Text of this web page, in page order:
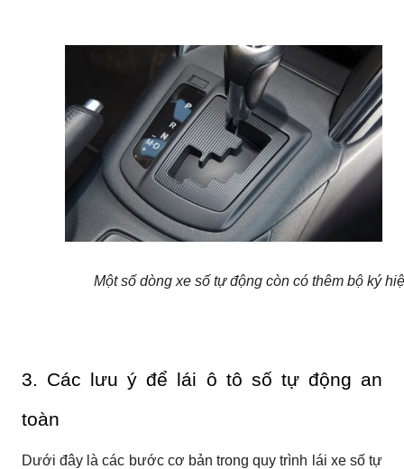
Một số dòng xe số tự động còn có thêm bộ ký
3. Các lưu ý để lái ô tô số tự động an
toàn
Dưới đây là các bước cơ bản trong quy trình lái xe số tự